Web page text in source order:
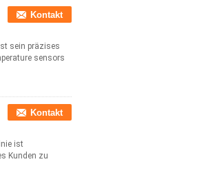
Kontakt
sein präzises
sensors
Kontakt
ist
Kunden zu